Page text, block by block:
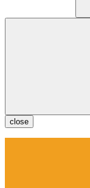
close